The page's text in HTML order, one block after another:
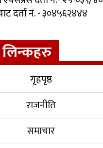
दर्ता नं. - ३०४५६२४४४
लिन्कहरु
गृहपृष्ठ
राजनीति
समाचार